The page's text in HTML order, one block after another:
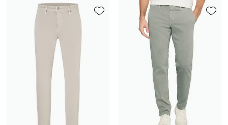
Toevoegen aan favorieten